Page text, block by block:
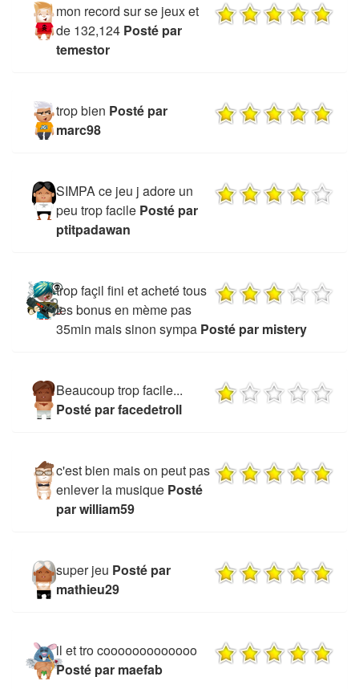
mon record sur se jeux et
de 132,124 Posté par
temestor
trop bien Posté par
marc98
SIMPA ce jeu j adore un
peu trop facile Posté par
ptitpadawan
trop façil fini et acheté tous
les bonus en mème pas
35min mais sinon sympa Posté par mistery
Beaucoup trop facile...
Posté par facedetroll
c'est bien mais on peut pas
enlever la musique Posté
par william59
super jeu Posté par
mathieu29
il et tro cooooooooooooo
Posté par maefab